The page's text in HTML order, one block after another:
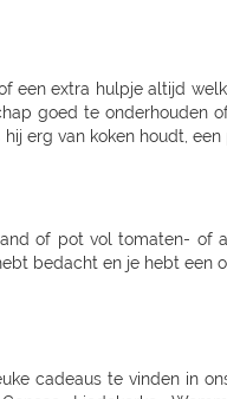
een extra hulpje altijd
goed te onderhouden
erg van koken houdt,
of pot vol tomaten- of
bedacht en je hebt een
Bremen, Bremen-Vahr, BREMEN-BLUMENTHAL, STUHR, STUBE-SECKENHAUSEN, Stuhr-Varrel, Achim, Syke, Lilienthal, OTTERSBERG-POSTHAUSEN, CELLE, WITTINGEN, SALZWEDEL, LUCHOW, Dannenberg, UELZEN, BAD BEVENSEN, SOLTAU, Munster, Bomlitz, Hannover, GARBSEN, LAATZEN, BARSINGHAUSEN, WEDEMARK-BISSENDORF, Altwarmbüchen, Isernhagen-Kirchhorst, RONNENBERG, HEMMINGEN, Gehrden, ALFELD/LEINE, Alfeld, HILDESHEIM, SARSTEDT, PEINE, LEHRTE OT ARPKE, LEHRTE, Burgdorf, WUNSTDORF, NEUSTADT, NIENBURG/WESER, Uchte, LEESE, STADTHAGEN, BUCKEBURG, HAMELN, Springe, HESSICH OLDENDORF, HERFORD, BAD SALZUFLEN, BÜNDE, ESPELKAMP, MINDEN, PORTA WESTFALICA, LÖHNE, HÜLLHORST, LEMGO, DETMOLD, Paderborn, PADERBORN-SCHLOSS NEUHAUS, DELBRÜCK, GÜTERSLOH, RHEDA-WIEDENBRÜCK, BIELEFELD, Bielefeld-Gadderbaum, KASSEL, KASSEL-WALDAU, KASSEL-NORDHAUSEN, BAUNATAL, Hofgeismar, WARBURG, MARSBERG, Korbach, KNÜLLWALD-REMSFELD, Schwalmstadt-Treysa, MARBURG, Gladenbach, Kirchhain, Grünberg, GIEßEN, Buseck, BUTZBACH, WETZLAR, FULDA, BEBRA, BAD HERSFELD, GÖTTINGEN, Duderstadt, NORTHEIM, ESCHWEGE, OSTERODE, EINBECK, Holzminden, HÖXTER, BEVERUNGEN, BRAUNSCHWEIG-RÜNINGEN, WOLFENBÜTTEL, HELMSTEDT, Melsungen, WOLFSBURG, WOLFSBURG-HATTORF, GIFHORN, GOSLAR, SEESEN, WERNIGERODE, MAGDEBURG, ZERBST, BURG, Genthin, HALDENSLEBEN, Oschersleben, STENDAL, GARDELEGEN, Düsseldorf, DÜSSELDORF-BENRATH, Meerbusch-IIverich, MEERBUSCH,